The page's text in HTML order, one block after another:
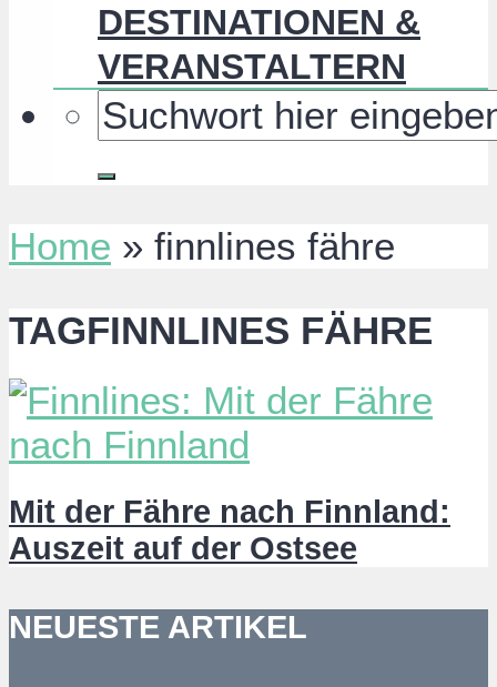
DESTINATIONEN &
VERANSTALTERN
Home » finnlines fähre
TAGFINNLINES FÄHRE
Mit der Fähre nach Finnland:
Auszeit auf der Ostsee
NEUESTE ARTIKEL